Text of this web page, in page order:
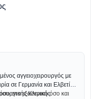
αγγειοχειρουργός με
σε Γερμανία και Ελβετία.
Κλινικής
στο εξωτερικό όσο και